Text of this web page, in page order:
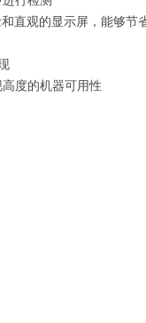
直观的显示屏，能够节
度的机器可用性